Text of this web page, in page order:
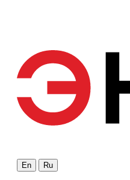
En Ru